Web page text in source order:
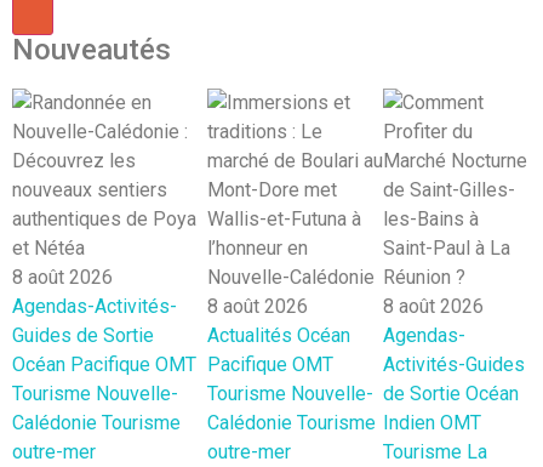
Nouveautés
8 août 2026
Agendas-Activités-
Guides de Sortie
Océan Pacifique OMT
Tourisme Nouvelle-
Calédonie Tourisme
outre-mer
8 août 2026
Actualités Océan
Pacifique OMT
Tourisme Nouvelle-
Calédonie Tourisme
outre-mer
8 août 2026
Agendas-
Activités-Guides
de Sortie Océan
Indien OMT
Tourisme La